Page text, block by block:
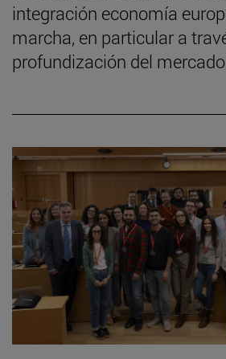
integración economía
marcha, en particular a
profundización del